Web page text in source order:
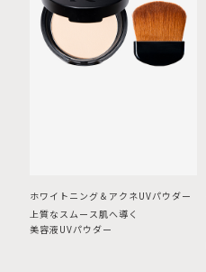
ホワイトニング＆アクネUVパウダー
上質なスムース肌へ導く
美容液UVパウダー